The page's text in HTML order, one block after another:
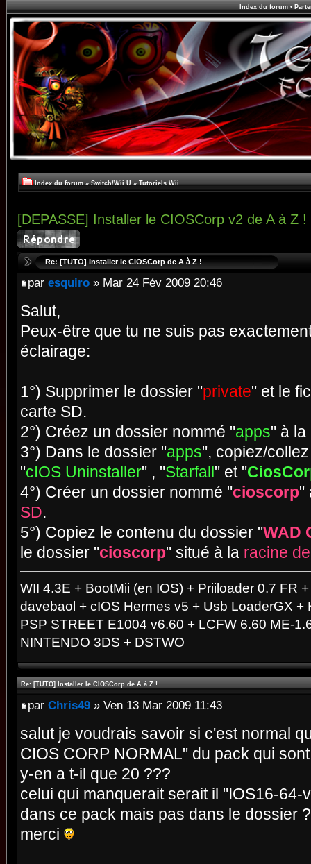
Index du forum•
Index du forum » Switch/Wii U » Tutoriels Wii
[DEPASSE] Installer le CIOSCorp v2 de A à Z
Re: [TUTO] Installer le CIOSCorp de A à Z !
par esquiro » Mar 24 Fév 2009 20:46
Salut,
Peux-être que tu ne suis pas
éclairage:
1°) Supprimer le dossier "private" et le
carte SD.
2°) Créez un dossier nommé "apps" à
3°) Dans le dossier "apps", copiez/
"cIOS Uninstaller" , "Starfall" et "
4°) Créer un dossier nommé "cioscorp"
SD.
5°) Copiez le contenu du dossier "WAD
le dossier "cioscorp" situé à la racine
WII 4.3E + BootMii (en IOS) + Priiloader 0.7 FR
davebaol + cIOS Hermes v5 + Usb LoaderGX +
PSP STREET E1004 v6.60 + LCFW 6.60 ME-
NINTENDO 3DS + DSTWO
Re: [TUTO] Installer le CIOSCorp de A à Z !
par Chris49 » Ven 13 Mar 2009 11:43
salut je voudrais savoir si c'est normal
CIOS CORP NORMAL" du pack qui
y-en a t-il que 20 ???
celui qui manquerait serait il "IOS16-64-
dans ce pack mais pas dans le dossier
merci